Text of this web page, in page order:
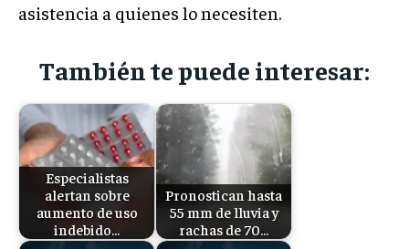
asistencia a quienes lo necesiten.
También te puede interesar:
Especialistas
alertan sobre
aumento de uso
indebido…
Pronostican hasta
55 mm de lluvia y
rachas de 70…